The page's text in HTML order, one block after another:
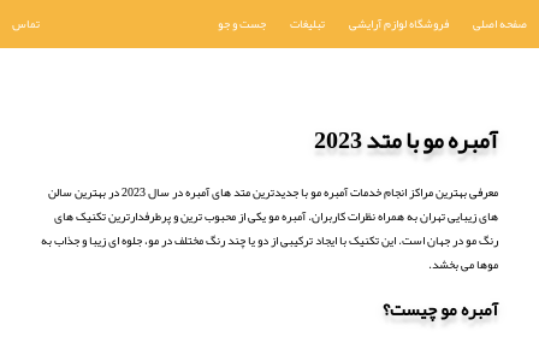
صفحه اصلی فروشگاه لوازم آرایشی تبلیغات جست و جو تماس
آمبره مو با متد 2023
معرفی بهترین مراکز انجام خدمات آمبره مو با جدیدترین متد های آمبره در سال 2023 در بهترین سالن
های زیبایی تهران به همراه نظرات کاربران. آمبره مو یکی از محبوب ترین و پرطرفدارترین تکنیک های
رنگ مو در جهان است. این تکنیک با ایجاد ترکیبی از دو یا چند رنگ مختلف در مو، جلوه ای زیبا و جذاب به
موها می بخشد.
آمبره مو چیست؟